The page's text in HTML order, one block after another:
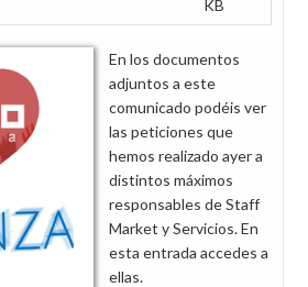
KB
En los documentos
adjuntos a este
comunicado podéis ver
las peticiones que
hemos realizado ayer a
distintos máximos
responsables de Staff
Market y Servicios. En
esta entrada accedes a
ellas.